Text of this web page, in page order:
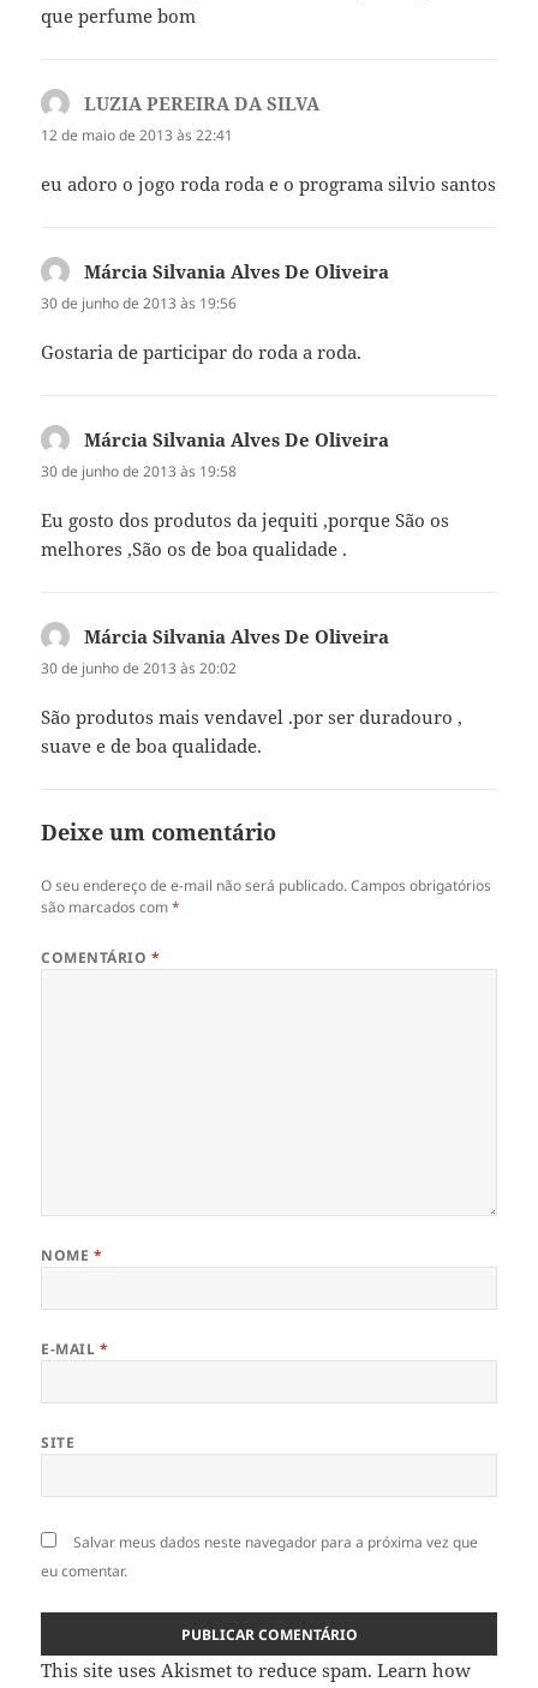
que perfume bom
LUZIA PEREIRA DA SILVA
12 de maio de 2013 às 22:41
eu adoro o jogo roda roda e o programa silvio santos
Márcia Silvania Alves De Oliveira
30 de junho de 2013 às 19:56
Gostaria de participar do roda a roda.
Márcia Silvania Alves De Oliveira
30 de junho de 2013 às 19:58
Eu gosto dos produtos da jequiti ,porque São os
melhores ,São os de boa qualidade .
Márcia Silvania Alves De Oliveira
30 de junho de 2013 às 20:02
São produtos mais vendavel .por ser duradouro ,
suave e de boa qualidade.
Deixe um comentário
O seu endereço de e-mail não será publicado. Campos obrigatórios
são marcados com*
COMENTÁRIO *
NOME *
E-MAIL *
SITE
Salvar meus dados neste navegador para a próxima vez que
eu comentar.
This site uses Akismet to reduce spam.Learn how